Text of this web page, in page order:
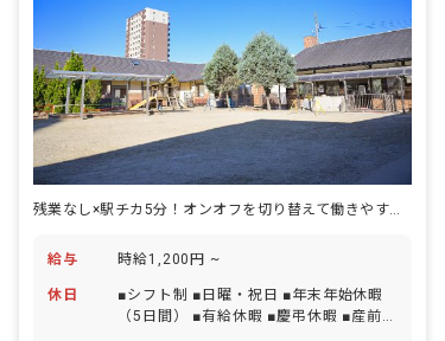
残業なし×駅チカ5分！オンオフを切り替えて働きやすい職場環境です◎
給与 時給1,200円 ~
休日
■シフト制 ■日曜・祝日 ■年末年始休暇
（5日間） ■有給休暇 ■慶弔休暇 ■産前産